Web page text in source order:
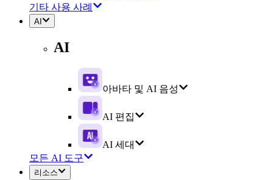
기타 사용 사례
AI
AI
아바타 및 AI 음성
AI 편집
AI 세대
모든 AI 도구
리소스